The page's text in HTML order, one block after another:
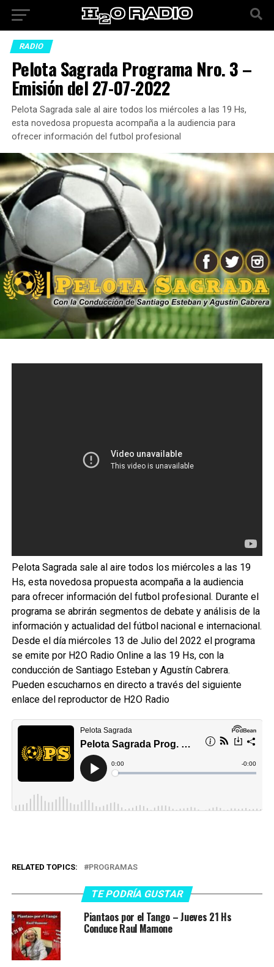
RADIO
Pelota Sagrada Programa Nro. 3 –
Emisión del 27-07-2022
Pelota Sagrada sale al aire todos los miércoles a las 19 Hs,
esta novedosa propuesta acompaña a la audiencia para
ofrecer información del futbol profesional
Pelota Sagrada sale al aire todos los miércoles a las 19
Hs, esta novedosa propuesta acompaña a la audiencia
para ofrecer información del futbol profesional. Durante el
programa se abrirán segmentos de debate y análisis de la
información y actualidad del fútbol nacional e internacional.
Desde el día miércoles 13 de Julio del 2022 el programa
se emite por H2O Radio Online a las 19 Hs, con la
conducción de Santiago Esteban y Agustín Cabrera.
Pueden escucharnos en directo a través del siguiente
enlace del reproductor de H2O Radio
RELATED TOPICS: PROGRAMAS
TE PODRÍA GUSTAR
Piantaos por el Tango – Jueves 21 Hs
Conduce Raul Mamone